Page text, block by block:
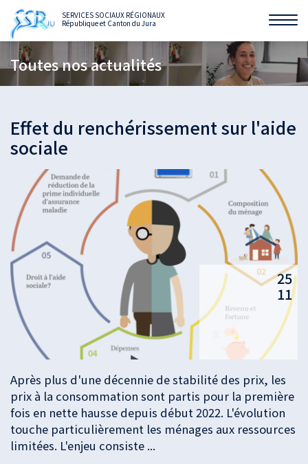
SERVICES SOCIAUX RÉGIONAUX
République et Canton du Jura
la
Toutes nos actualités
Effet du renchérissement sur l'aide
sociale
25
11
Après plus d'une décennie de stabilité des prix, les
prix à la consommation sont partis pour la première
fois en nette hausse depuis début 2022. L'évolution
touche particulièrement les ménages aux ressources
limitées. L'enjeu consiste ...